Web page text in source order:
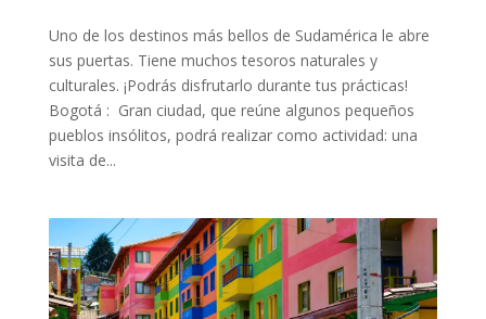
Uno de los destinos más bellos de Sudamérica le abre
sus puertas. Tiene muchos tesoros naturales y
culturales. ¡Podrás disfrutarlo durante tus prácticas!
Bogotá : Gran ciudad, que reúne algunos pequeños
pueblos insólitos, podrá realizar como actividad: una
visita de...